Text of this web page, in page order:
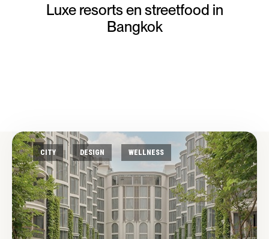
Luxe resorts en streetfood in
Bangkok
CITY DESIGN WELLNESS